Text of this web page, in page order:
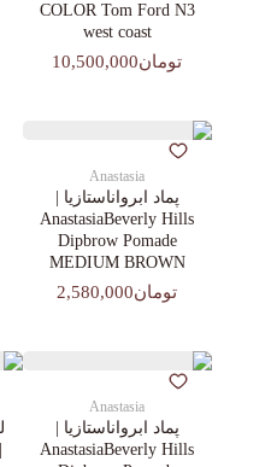
COLOR Tom Ford N3
west coast
تومان10,500,000
Anastasia
پماد ابرواناستازیا |
AnastasiaBeverly Hills
Dipbrow Pomade
MEDIUM BROWN
تومان2,580,000
Anastasia
پماد ابرواناستازیا |
AnastasiaBeverly Hills